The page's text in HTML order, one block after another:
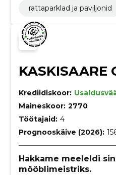
rattaparklad ja paviljonid
KASKISAARE
Krediidiskoor:
Maineskoor: 2770
Töötajaid: 4
Prognooskäive (2026):
Hakkame meeleldi
mööblimeistriks.